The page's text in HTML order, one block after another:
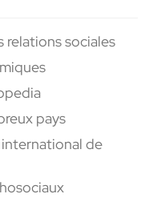
relations sociales
pays
de